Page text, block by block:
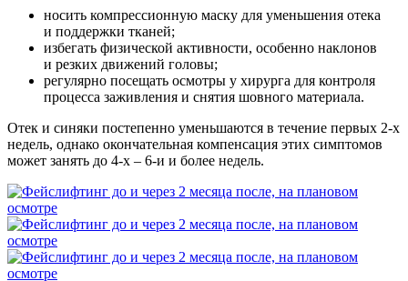
носить компрессионную маску для уменьшения отека
и поддержки тканей;
избегать физической активности, особенно наклонов
и резких движений головы;
регулярно посещать осмотры у хирурга для контроля
процесса заживления и снятия шовного материала.
Отек и синяки постепенно уменьшаются в течение первых 2-х
недель, однако окончательная компенсация этих симптомов
может занять до 4-х – 6-и и более недель.